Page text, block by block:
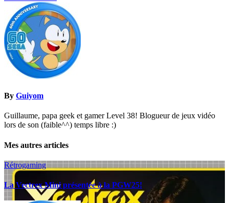
de
l’article
By Guiyom
Guillaume, papa geek et gamer Level 38! Blogueur de jeux vidéo
lors de son (faible^^) temps libre :)
Mes autres articles
Rétrogaming
La Vectrex Mini présentée à la PGW25!